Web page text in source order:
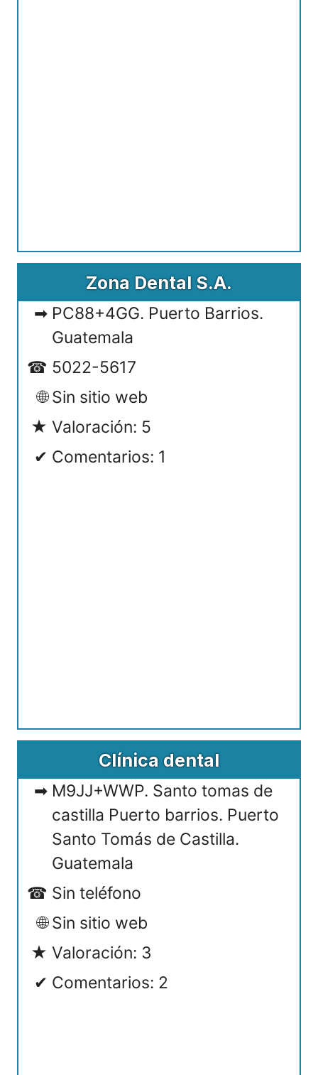
Zona Dental S.A.
PC88+4GG. Puerto Barrios.
Guatemala
5022-5617
Sin sitio web
Valoración: 5
Comentarios: 1
Clínica dental
M9JJ+WWP. Santo tomas de
castilla Puerto barrios. Puerto
Santo Tomás de Castilla.
Guatemala
Sin teléfono
Sin sitio web
Valoración: 3
Comentarios: 2